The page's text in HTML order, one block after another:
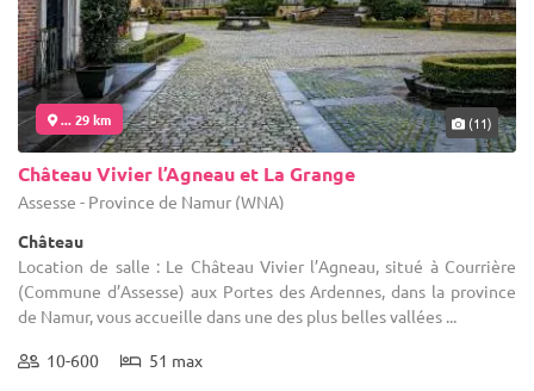
... 29 km (11)
Château Vivier l’Agneau et La Grange
Assesse - Province de Namur (WNA)
Château
Location de salle : Le Château Vivier l’Agneau, situé à Courrière
(Commune d’Assesse) aux Portes des Ardennes, dans la province
de Namur, vous accueille dans une des plus belles vallées ...
10-600 51 max